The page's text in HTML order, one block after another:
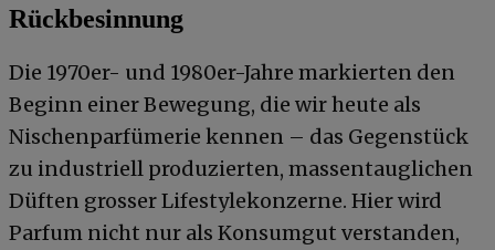
Rückbesinnung
Die 1970er- und 1980er-Jahre markierten den
Beginn einer Bewegung, die wir heute als
Nischenparfümerie kennen – das Gegenstück
zu industriell produzierten, massentauglichen
Düften grosser Lifestylekonzerne. Hier wird
Parfum nicht nur als Konsumgut verstanden,